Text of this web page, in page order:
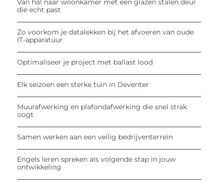
Van hal naar woonkamer met een glazen stalen deur
die echt past
Zo voorkom je datalekken bij het afvoeren van oude
IT-apparatuur
Optimaliseer je project met ballast lood
Elk seizoen een sterke tuin in Deventer
Muurafwerking en plafondafwerking die snel strak
oogt
Samen werken aan een veilig bedrijventerrein
Engels leren spreken als volgende stap in jouw
ontwikkeling